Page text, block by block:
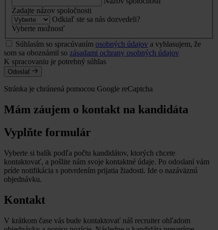
Zadajte názov spoločnosti
Odkiaľ ste sa nás dozvedeli?
Vyberte možnosť
Súhlasím so spracúvaním osobných údajov a vyhlasujem, že
som sa oboznámil so zásadami ochrany osobných údajov
K spracovaniu je potrebný súhlas
Odoslať
Stránka je chránená pomocou Google reCaptcha
Mám záujem o kontakt na kandidáta
Vyplňte formulár
Vyberte si balík podľa počtu kandidátov, ktorých chcete
kontaktovať, a pošlite nám svoje kontaktné údaje. Po odoslaní vám
príde notifikácia s potvrdením prijatia žiadosti. Ide o nazáväznú
objednávku.
Kontakt
V krátkom čase vás bude kontaktovať náš recruiter ohľadom